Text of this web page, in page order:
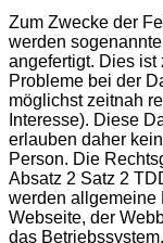
Zum Zwecke der
werden
angefertigt. Dies
Probleme bei der
möglichst zeitnah
Interesse). Diese
erlauben daher
Person. Die
Absatz 2 Satz 2
werden allgemeine
Webseite, der
das